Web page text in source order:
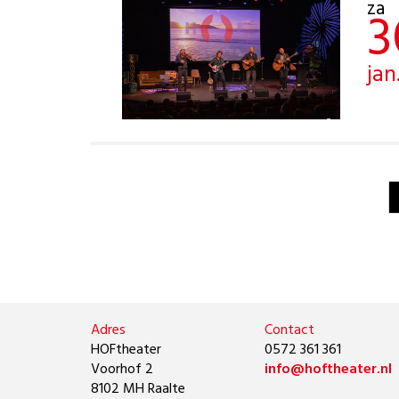
za
jan.
Adres
HOFtheater
Voorhof 2
8102 MH Raalte
Contact
0572 361 361
info@hoftheater.nl